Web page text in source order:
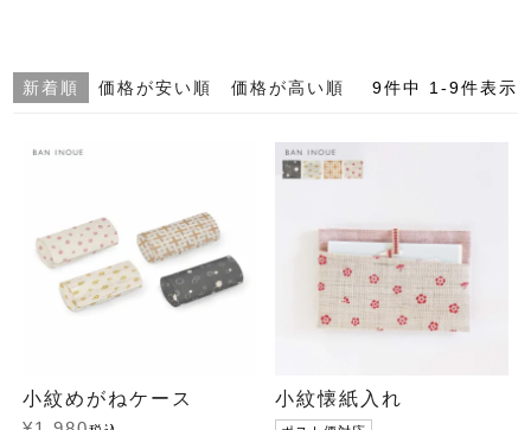
新着順 価格が安い順 価格が高い順 9件中 1-9件表示
小紋めがねケース 小紋懐紙入れ